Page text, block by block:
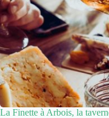
La Finette à Arbois, la